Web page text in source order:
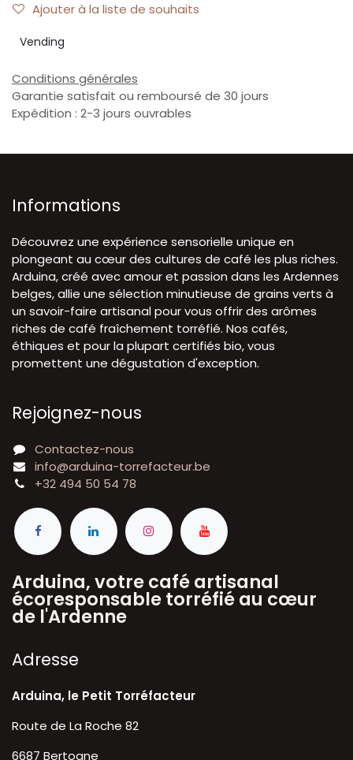
Ajouter à la liste de souhaits
Vending
Conditions générales
Garantie satisfait ou remboursé de 30 jours
Expédition : 2-3 jours ouvrables
Informations
Découvrez une expérience sensorielle unique en
plongeant au cœur des cultures de café les plus riches.
Arduina, créé avec amour et passion dans les Ardennes
belges, allie une sélection minutieuse de grains verts à
un savoir-faire artisanal pour vous offrir des arômes
riches de café fraîchement torréfié. Nos cafés,
éthiques et pour la plupart certifiés bio, vous
promettent une dégustation d'exception.
Rejoignez-nous
Contactez-nous
info@arduina-torrefacteur.be
+32 494 50 54 78
Arduina, votre café artisanal
écoresponsable torréfié au cœur
de l'Ardenne
A​dresse
Arduina, le Petit Torréfacteur
Route de La Roche 82
6687 Bertogne